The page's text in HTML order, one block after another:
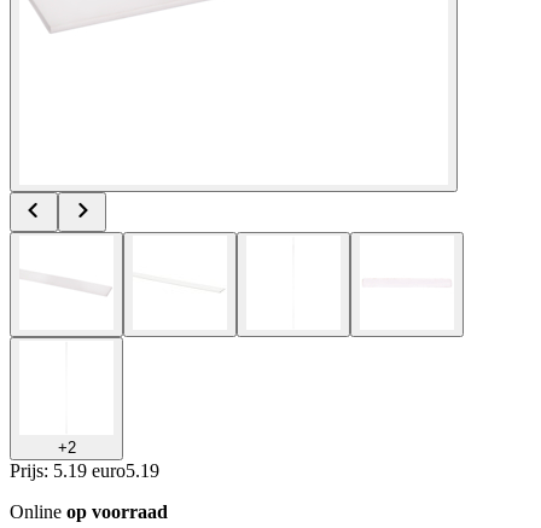
+2
Prijs: 5.19 euro5.19
Online op voorraad